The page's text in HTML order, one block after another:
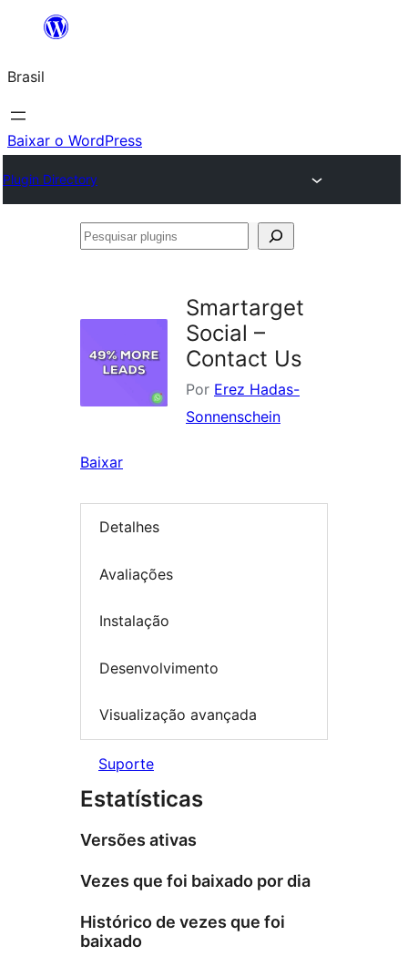
o
conteúdo
Brasil
Baixar o WordPress
Plugin Directory
Pesquisar
Smartarget
Social –
Contact Us
Por Erez Hadas-
Sonnenschein
Baixar
Detalhes
Avaliações
Instalação
Desenvolvimento
Visualização avançada
Suporte
Estatísticas
Versões ativas
Vezes que foi baixado por dia
Histórico de vezes que foi
baixado